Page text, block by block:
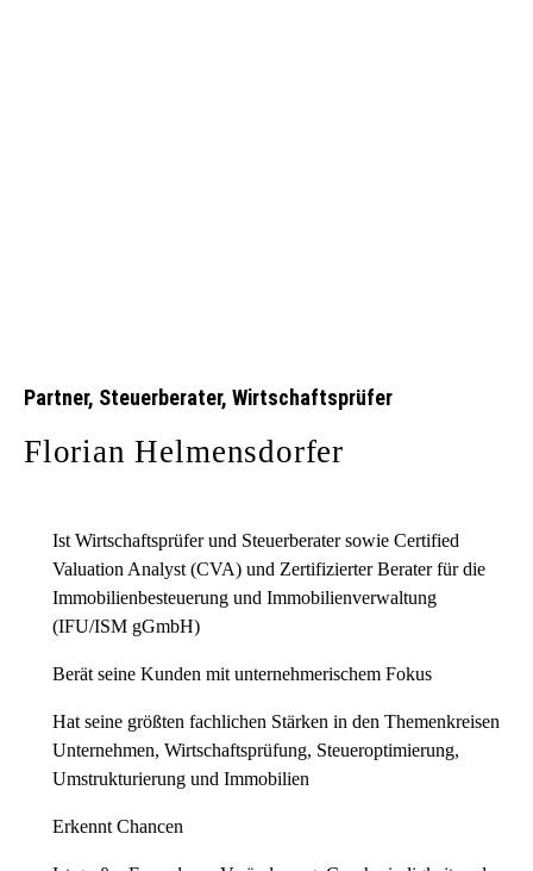
Partner, Steuerberater, Wirtschaftsprüfer
Florian Helmensdorfer
Ist Wirtschaftsprüfer und Steuerberater sowie Certified
Valuation Analyst (CVA) und Zertifizierter Berater für die
Immobilienbesteuerung und Immobilienverwaltung
(IFU/ISM gGmbH)
Berät seine Kunden mit unternehmerischem Fokus
Hat seine größten fachlichen Stärken in den Themenkreisen
Unternehmen, Wirtschaftsprüfung, Steueroptimierung,
Umstrukturierung und Immobilien
Erkennt Chancen